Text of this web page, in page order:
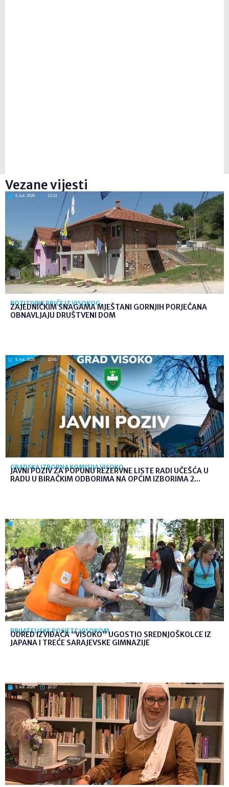
Vezane vijesti
5. kol. 2026 13:13
POZITIVNE PRIČE IZ VISOKOG
ZAJEDNIČKIM SNAGAMA MJEŠTANI GORNJIH PORJEČANA
OBNAVLJAJU DRUŠTVENI DOM
5. kol. 2026 12:41
GRADSKA IZBORNA KOMISIJA VISOKO
JAVNI POZIV ZA POPUNU REZERVNE LISTE RADI UČEŠĆA U
RADU U BIRAČKIM ODBORIMA NA OPĆIM IZBORIMA 2...
5. kol. 2026 12:40
PRIJATELJSKE POSJETE VISOKOM
ODRED IZVIĐAČA “VISOKO” UGOSTIO SREDNJOŠKOLCE IZ
JAPANA I TREĆE SARAJEVSKE GIMNAZIJE
5. kol. 2026 12:27